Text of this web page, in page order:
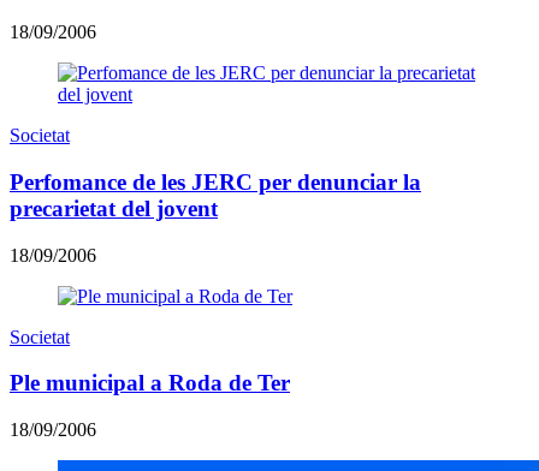
18/09/2006
Societat
Perfomance de les JERC per denunciar la
precarietat del jovent
18/09/2006
Societat
Ple municipal a Roda de Ter
18/09/2006